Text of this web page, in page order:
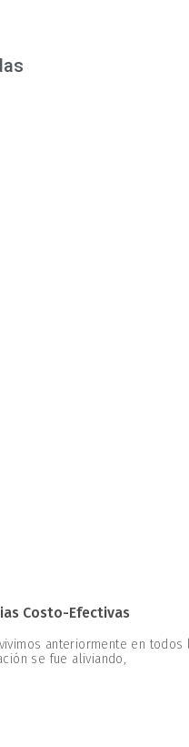
Costo-Efectivas
anteriormente en
se fue aliviando,